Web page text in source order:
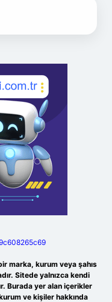
marka, kurum veya şahıs
Sitede yalnızca kendi
Burada yer alan içerikler
ve kişiler hakkında